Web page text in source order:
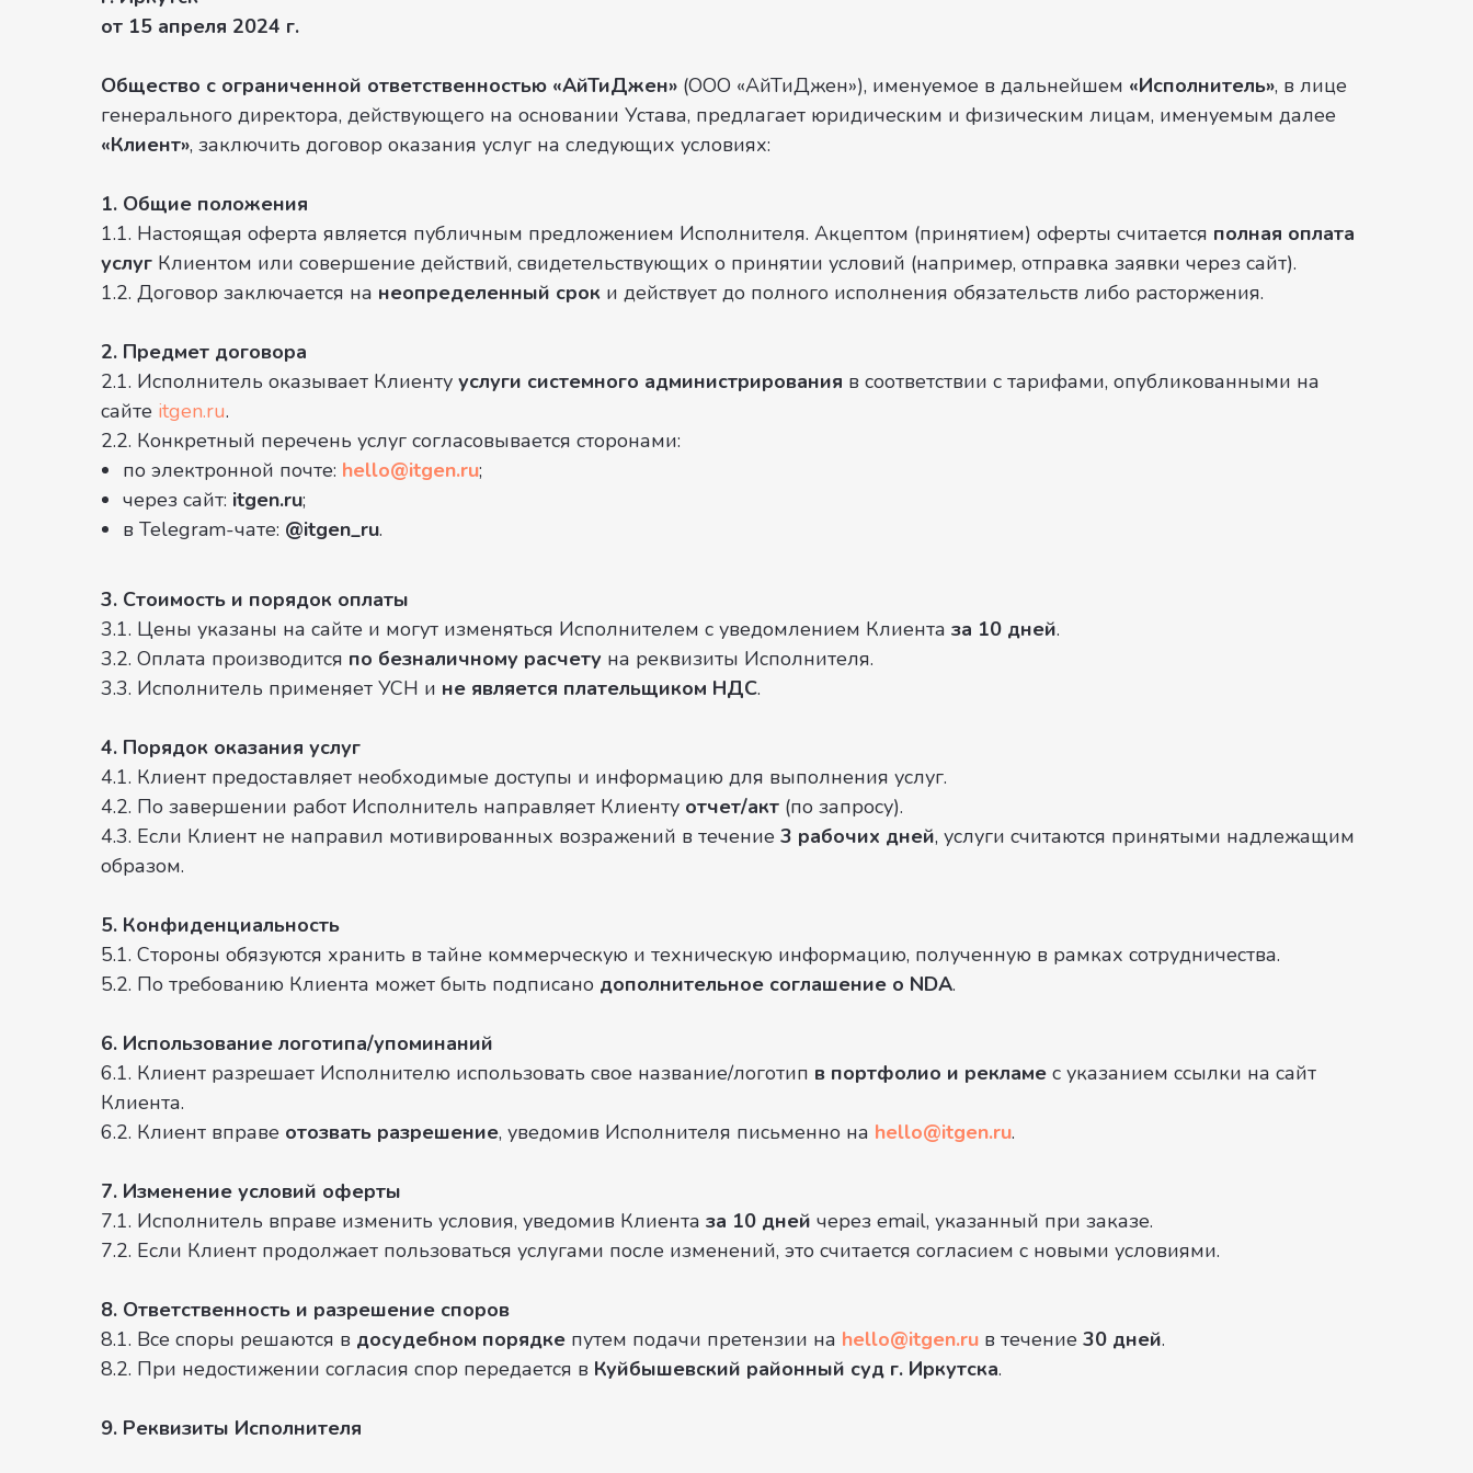
Выберите удобное время для звонка
условия передачи данных
Отправить
от 15 апреля 2024 г.
Общество с ограниченной ответственностью «АйТиДжен» (ООО «АйТиДжен»), именуемое в дальнейшем «Исполнитель», в лице
генерального директора, действующего на основании Устава, предлагает юридическим и физическим лицам, именуемым далее
«Клиент», заключить договор оказания услуг на следующих условиях:
1. Общие положения
1.1. Настоящая оферта является публичным предложением Исполнителя. Акцептом (принятием) оферты считается полная оплата
услуг Клиентом или совершение действий, свидетельствующих о принятии условий (например, отправка заявки через сайт).
1.2. Договор заключается на неопределенный срок и действует до полного исполнения обязательств либо расторжения.
2. Предмет договора
2.1. Исполнитель оказывает Клиенту услуги системного администрирования в соответствии с тарифами, опубликованными на
сайте itgen.ru.
2.2. Конкретный перечень услуг согласовывается сторонами:
по электронной почте: hello@itgen.ru;
через сайт: itgen.ru;
в Telegram-чате: @itgen_ru.
3. Стоимость и порядок оплаты
3.1. Цены указаны на сайте и могут изменяться Исполнителем с уведомлением Клиента за 10 дней.
3.2. Оплата производится по безналичному расчету на реквизиты Исполнителя.
3.3. Исполнитель применяет УСН и не является плательщиком НДС.
4. Порядок оказания услуг
4.1. Клиент предоставляет необходимые доступы и информацию для выполнения услуг.
4.2. По завершении работ Исполнитель направляет Клиенту отчет/акт (по запросу).
4.3. Если Клиент не направил мотивированных возражений в течение 3 рабочих дней, услуги считаются принятыми надлежащим
образом.
5. Конфиденциальность
5.1. Стороны обязуются хранить в тайне коммерческую и техническую информацию, полученную в рамках сотрудничества.
5.2. По требованию Клиента может быть подписано дополнительное соглашение о NDA.
6. Использование логотипа/упоминаний
6.1. Клиент разрешает Исполнителю использовать свое название/логотип в портфолио и рекламе с указанием ссылки на сайт
Клиента.
6.2. Клиент вправе отозвать разрешение, уведомив Исполнителя письменно на hello@itgen.ru.
7. Изменение условий оферты
7.1. Исполнитель вправе изменить условия, уведомив Клиента за 10 дней через email, указанный при заказе.
7.2. Если Клиент продолжает пользоваться услугами после изменений, это считается согласием с новыми условиями.
8. Ответственность и разрешение споров
8.1. Все споры решаются в досудебном порядке путем подачи претензии на hello@itgen.ru в течение 30 дней.
8.2. При недостижении согласия спор передается в Куйбышевский районный суд г. Иркутска.
9. Реквизиты Исполнителя